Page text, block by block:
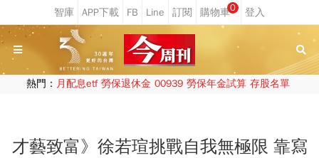
0
熱門： 月配息etf 勞保退休金 00939 勞保年金試算 存股名單
才藝致富》徐若瑄挑戰自我無極限 靠寫